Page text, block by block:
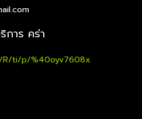
การ คร่า
R/ti/p/%40oyv7608x